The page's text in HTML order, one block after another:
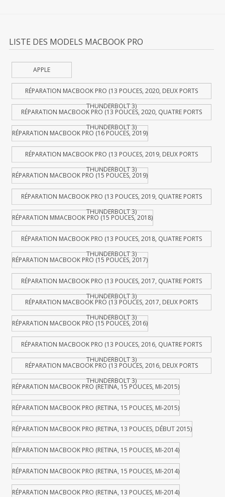
LISTE DES MODELS MACBOOK PRO
APPLE
RÉPARATION MACBOOK PRO (13 POUCES, 2020, DEUX PORTS
THUNDERBOLT 3)
RÉPARATION MACBOOK PRO (13 POUCES, 2020, QUATRE PORTS
THUNDERBOLT 3)
RÉPARATION MACBOOK PRO (16 POUCES, 2019)
RÉPARATION MACBOOK PRO (13 POUCES, 2019, DEUX PORTS
THUNDERBOLT 3)
RÉPARATION MACBOOK PRO (15 POUCES, 2019)
RÉPARATION MACBOOK PRO (13 POUCES, 2019, QUATRE PORTS
THUNDERBOLT 3)
RÉPARATION MMACBOOK PRO (15 POUCES, 2018)
RÉPARATION MACBOOK PRO (13 POUCES, 2018, QUATRE PORTS
THUNDERBOLT 3)
RÉPARATION MACBOOK PRO (15 POUCES, 2017)
RÉPARATION MACBOOK PRO (13 POUCES, 2017, QUATRE PORTS
THUNDERBOLT 3)
RÉPARATION MACBOOK PRO (13 POUCES, 2017, DEUX PORTS
THUNDERBOLT 3)
RÉPARATION MACBOOK PRO (15 POUCES, 2016)
RÉPARATION MACBOOK PRO (13 POUCES, 2016, QUATRE PORTS
THUNDERBOLT 3)
RÉPARATION MACBOOK PRO (13 POUCES, 2016, DEUX PORTS
THUNDERBOLT 3)
RÉPARATION MACBOOK PRO (RETINA, 15 POUCES, MI-2015)
RÉPARATION MACBOOK PRO (RETINA, 15 POUCES, MI-2015)
RÉPARATION MACBOOK PRO (RETINA, 13 POUCES, DÉBUT 2015)
RÉPARATION MACBOOK PRO (RETINA, 15 POUCES, MI-2014)
RÉPARATION MACBOOK PRO (RETINA, 15 POUCES, MI-2014)
RÉPARATION MACBOOK PRO (RETINA, 13 POUCES, MI-2014)